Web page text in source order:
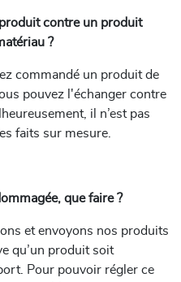
contre un produit
?
commandé un produit de
pouvez l'échanger contre
il n’est pas
faits sur mesure.
que faire ?
et envoyons nos produits
qu’un produit soit
Pour pouvoir régler ce